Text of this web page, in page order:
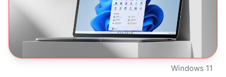
Windows 11